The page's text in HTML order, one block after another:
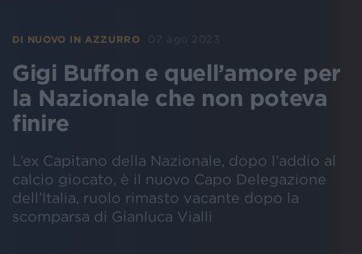
DI NUOVO IN AZZURRO 07 ago 2023
Gigi Buffon e quell’amore per
la Nazionale che non poteva
finire
L’ex Capitano della Nazionale, dopo l’addio al
calcio giocato, è il nuovo Capo Delegazione
dell’Italia, ruolo rimasto vacante dopo la
scomparsa di Gianluca Vialli